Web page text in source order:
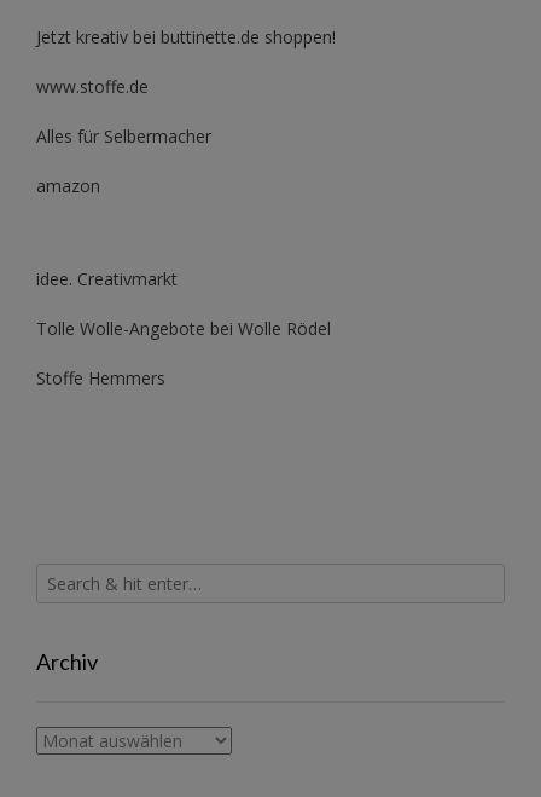
Jetzt kreativ bei buttinette.de shoppen!
www.stoffe.de
Alles für Selbermacher
amazon
idee. Creativmarkt
Tolle Wolle-Angebote bei Wolle Rödel
Stoffe Hemmers
Archiv
Archiv